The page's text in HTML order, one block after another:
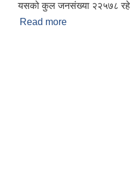
यसको कुल जनसंख्या २२५७८
Read more